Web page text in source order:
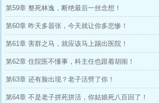
第59章 整死林逸，断绝最后一丝念想！
第60章 昨天多嚣张，今天就让你多悲惨！
第61章 害群之马，就应该马上踢出医院！
第62章 住院医不懂事，科主任也跟着胡闹！
第63章 还有脸出现？老子活劈了你！
第64章 不是老子拼死拼活，你姑娘死八百回了！